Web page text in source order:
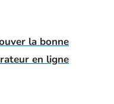
la bonne
en ligne